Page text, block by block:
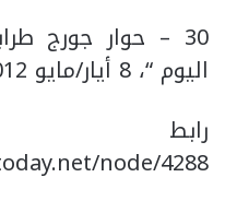
30 – حوار جورج
اليوم “، 8 أيار/مايو 2012.
رابط
node/4288